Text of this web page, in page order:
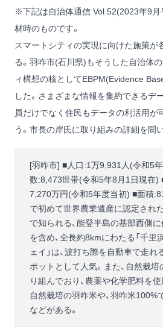
※下記は自治体通信 Vol.52(2023年9月
材時のものです。
スマートシティの実現に向けた施策が
る。羽咋市(石川県)もそうした自治体
ィ構想の核としてEBPM(Evidence
した。さまざまな情報を集約できるデ
員だけでなく住民もデータの利活用が
う。市長の岸氏に取り組みの詳細を聞い
[羽咋市] ■人口:1万9,931人(令和5
数:8,473世帯(令和5年8月1日現在)
7,270万円(令和5年度当初) ■面積
で初めて世界農業遺産に認定された
で知られる、能登半島の基部西側
を含め、全長約8kmにわたる「千里
ェイ」は、波打ち際を自動車で走れ
ポットとして人気。また、自然栽
り組んでおり、農薬や化学肥料を
自然栽培の羽咋米や、羽咋米100%
などがある。